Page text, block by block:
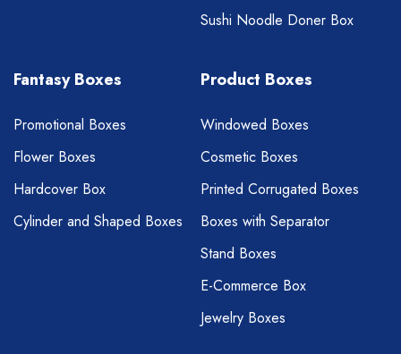
Sushi Noodle Doner Box
Fantasy Boxes
Promotional Boxes
Flower Boxes
Hardcover Box
Cylinder and Shaped Boxes
Product Boxes
Windowed Boxes
Cosmetic Boxes
Printed Corrugated Boxes
Boxes with Separator
Stand Boxes
E-Commerce Box
Jewelry Boxes